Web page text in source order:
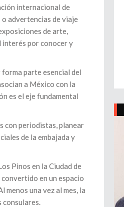
internacional de
advertencias de viaje
de arte,
interés por conocer y
parte esencial del
a México con la
es el eje fundamental
con periodistas, planear
de la embajada y
Pinos en la Ciudad de
convertido en un espacio
una vez al mes, la
consulares.